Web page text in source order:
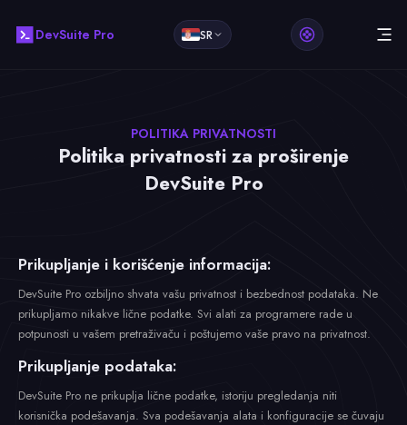
DevSuite Pro SR
POLITIKA PRIVATNOSTI
Politika privatnosti za proširenje
DevSuite Pro
Prikupljanje i korišćenje informacija:
DevSuite Pro ozbiljno shvata vašu privatnost i bezbednost podataka. Ne
prikupljamo nikakve lične podatke. Svi alati za programere rade u
potpunosti u vašem pretraživaču i poštujemo vaše pravo na privatnost.
Prikupljanje podataka:
DevSuite Pro ne prikuplja lične podatke, istoriju pregledanja niti
korisnička podešavanja. Sva podešavanja alata i konfiguracije se čuvaju